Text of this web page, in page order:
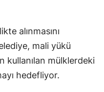
alınmasını
mali yükü
kullanılan mülklerdeki
hedefliyor.